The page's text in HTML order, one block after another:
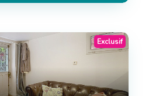
Exclusif